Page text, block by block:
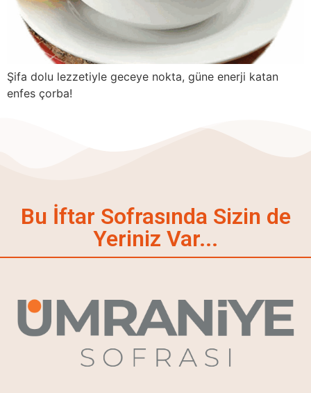
Şifa dolu lezzetiyle geceye nokta, güne enerji katan
enfes çorba!
Bu İftar Sofrasında Sizin de
Yeriniz Var...